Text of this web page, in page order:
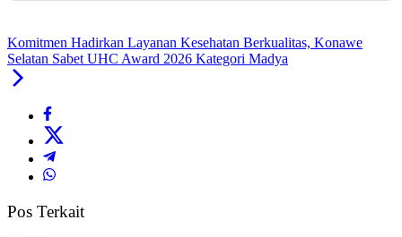
Komitmen Hadirkan Layanan Kesehatan Berkualitas, Konawe
Selatan Sabet UHC Award 2026 Kategori Madya
Pos Terkait